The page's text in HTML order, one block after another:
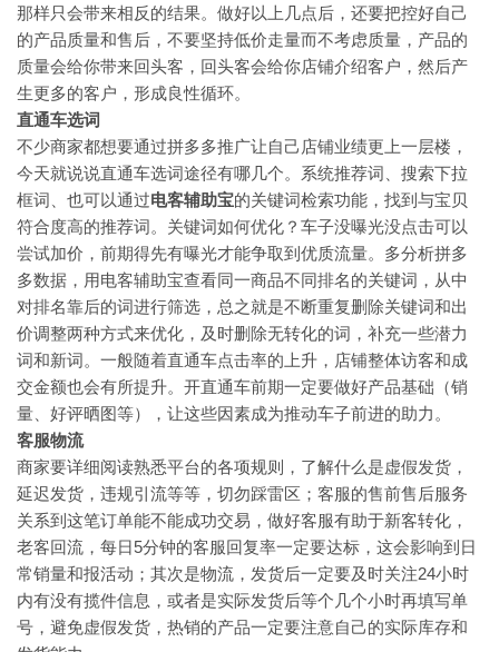
那样只会带来相反的结果。做好以上几点后，还要把控好自己
的产品质量和售后，不要坚持低价走量而不考虑质量，产品的
质量会给你带来回头客，回头客会给你店铺介绍客户，然后产
生更多的客户，形成良性循环。
直通车选词
不少商家都想要通过拼多多推广让自己店铺业绩更上一层楼，
今天就说说直通车选词途径有哪几个。系统推荐词、搜索下拉
框词、也可以通过电客辅助宝的关键词检索功能，找到与宝贝
符合度高的推荐词。关键词如何优化？车子没曝光没点击可以
尝试加价，前期得先有曝光才能争取到优质流量。多分析拼多
多数据，用电客辅助宝查看同一商品不同排名的关键词，从中
对排名靠后的词进行筛选，总之就是不断重复删除关键词和出
价调整两种方式来优化，及时删除无转化的词，补充一些潜力
词和新词。一般随着直通车点击率的上升，店铺整体访客和成
交金额也会有所提升。开直通车前期一定要做好产品基础（销
量、好评晒图等），让这些因素成为推动车子前进的助力。
客服物流
商家要详细阅读熟悉平台的各项规则，了解什么是虚假发货，
延迟发货，违规引流等等，切勿踩雷区；客服的售前售后服务
关系到这笔订单能不能成功交易，做好客服有助于新客转化，
老客回流，每日5分钟的客服回复率一定要达标，这会影响到日
常销量和报活动；其次是物流，发货后一定要及时关注24小时
内有没有揽件信息，或者是实际发货后等个几个小时再填写单
号，避免虚假发货，热销的产品一定要注意自己的实际库存和